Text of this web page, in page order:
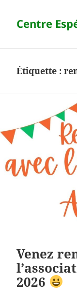
Centre
Étiquette :
Venez
2026